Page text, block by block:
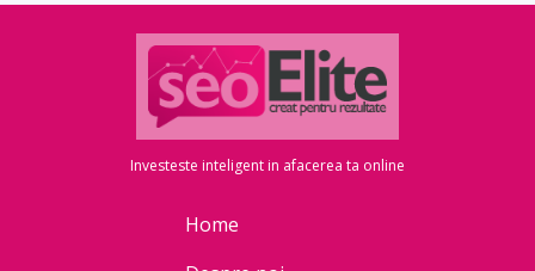
Investeste inteligent in afacerea ta online
Home